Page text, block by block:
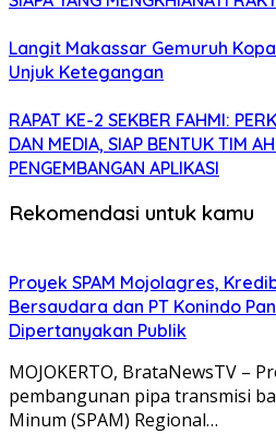
Langit Makassar Gemuruh
Unjuk Ketegangan
RAPAT KE-2 SEKBER FAHMI:
DAN MEDIA, SIAP BENTUK TIM
PENGEMBANGAN APLIKASI
Rekomendasi untuk kamu
Proyek SPAM Mojolagres,
Bersaudara dan PT Konindo
Dipertanyakan Publik
MOJOKERTO, BrataNewsTV –
pembangunan pipa transmisi
Minum (SPAM) Regional…